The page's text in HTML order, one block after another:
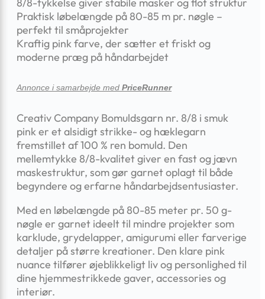
Praktisk løbelængde på 80-85 m pr. nøgle –
perfekt til småprojekter
Kraftig pink farve, der sætter et friskt og
moderne præg på håndarbejdet
Annonce i samarbejde med PriceRunner
Creativ Company Bomuldsgarn nr. 8/8 i smuk
pink er et alsidigt strikke- og hæklegarn
fremstillet af 100 % ren bomuld. Den
mellemtykke 8/8-kvalitet giver en fast og jævn
maske­struktur, som gør garnet oplagt til både
begyndere og erfarne håndarbejds­entusiaster.
Med en løbelængde på 80-85 meter pr. 50 g-
nøgle er garnet ideelt til mindre projekter som
karklude, grydelapper, amigurumi eller farverige
detaljer på større kreationer. Den klare pink
nuance tilfører øjeblikkeligt liv og personlighed til
dine hjemmestrikkede gaver, accessories og
interiør.